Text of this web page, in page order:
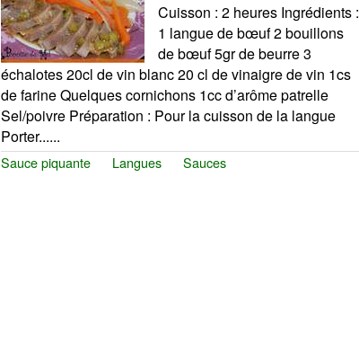
Cuisson : 2 heures Ingrédients :
1 langue de bœuf 2 bouillons
de bœuf 5gr de beurre 3
échalotes 20cl de vin blanc 20 cl de vinaigre de vin 1cs
de farine Quelques cornichons 1cc d’arôme patrelle
Sel/poivre Préparation : Pour la cuisson de la langue
Porter......
Sauce piquante Langues Sauces